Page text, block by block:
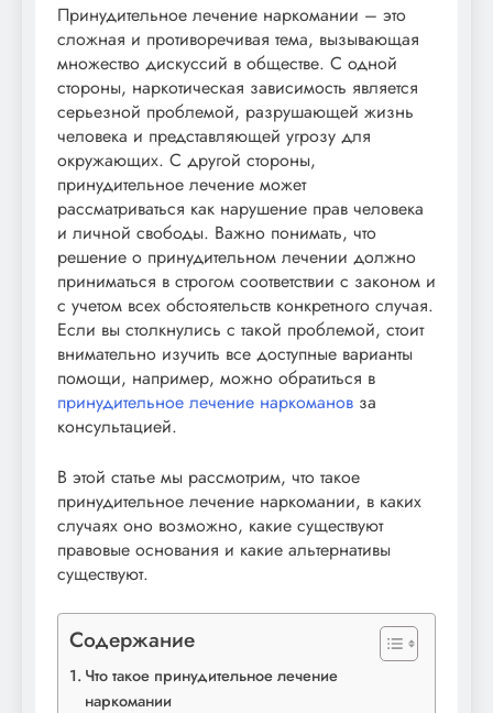
Принудительное лечение наркомании – это
сложная и противоречивая тема, вызывающая
множество дискуссий в обществе. С одной
стороны, наркотическая зависимость является
серьезной проблемой, разрушающей жизнь
человека и представляющей угрозу для
окружающих. С другой стороны,
принудительное лечение может
рассматриваться как нарушение прав человека
и личной свободы. Важно понимать, что
решение о принудительном лечении должно
приниматься в строгом соответствии с законом и
с учетом всех обстоятельств конкретного случая.
Если вы столкнулись с такой проблемой, стоит
внимательно изучить все доступные варианты
помощи, например, можно обратиться в
принудительное лечение наркоманов за
консультацией.
В этой статье мы рассмотрим, что такое
принудительное лечение наркомании, в каких
случаях оно возможно, какие существуют
правовые основания и какие альтернативы
существуют.
Содержание
Что такое принудительное лечение
наркомании